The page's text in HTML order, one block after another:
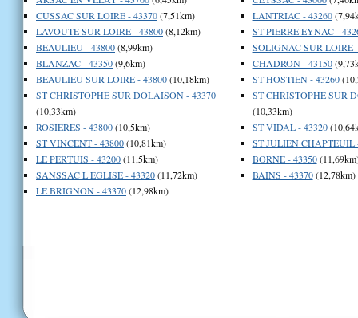
CUSSAC SUR LOIRE - 43370(7,51km)
LAVOUTE SUR LOIRE - 43800(8,12km)
BEAULIEU - 43800(8,99km)
BLANZAC - 43350(9,6km)
BEAULIEU SUR LOIRE - 43800(10,18km)
ST CHRISTOPHE SUR DOLAISON - 43370
(10,33km)
ROSIERES - 43800(10,5km)
ST VINCENT - 43800(10,81km)
LE PERTUIS - 43200(11,5km)
SANSSAC L EGLISE - 43320(11,72km)
LE BRIGNON - 43370(12,98km)
LANTRIAC - 43260
ST PIERRE EYNAC -
SOLIGNAC SUR LOIRE
CHADRON - 43150
ST HOSTIEN - 43260
ST CHRISTOPHE SUR
(10,33km)
ST VIDAL - 43320
ST JULIEN CHAPTEUIL
BORNE - 43350
BAINS - 43370(12,78km)